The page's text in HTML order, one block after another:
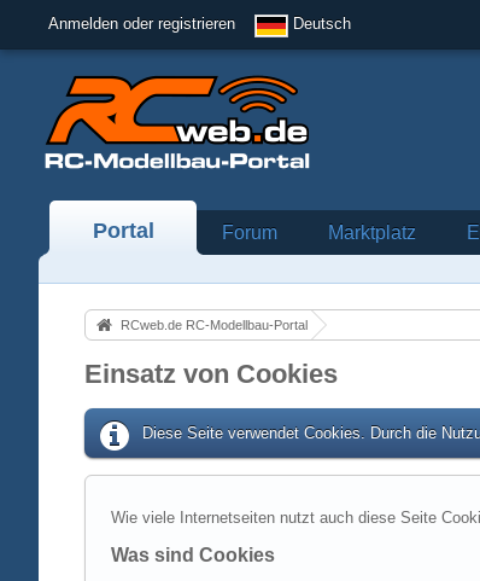
Anmelden oder registrieren Deutsch
Portal Forum Marktplatz
RCweb.de RC-Modellbau-Portal
Einsatz von Cookies
Diese Seite verwendet Cookies. Durch die
Wie viele Internetseiten nutzt auch diese Seite
Was sind Cookies